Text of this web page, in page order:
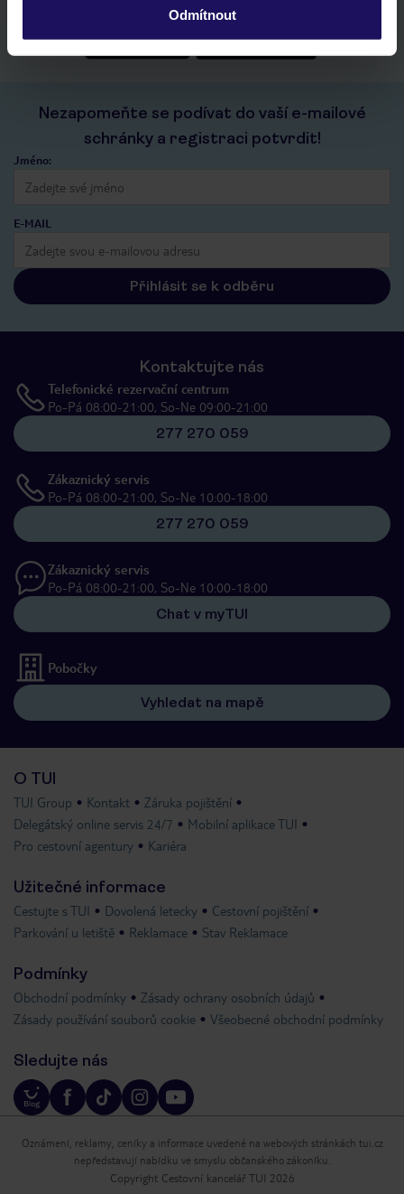
Odmítnout
kontakt s TUI a všechny informace o tvé rezervaci v myTUI
Nezapomeňte se podívat do vaší e-mailové
schránky a registraci potvrdit!
Jméno:
E-MAIL
Přihlásit se k odběru
Kontaktujte nás
Telefonické rezervační centrum
Po-Pá 08:00-21:00, So-Ne 09:00-21:00
277 270 059
Zákaznický servis
Po-Pá 08:00-21:00, So-Ne 10:00-18:00
277 270 059
Zákaznický servis
Po-Pá 08:00-21:00, So-Ne 10:00-18:00
Chat v myTUI
Pobočky
Vyhledat na mapě
O TUI
TUI Group Kontakt
Záruka pojištění
Delegátský online servis 24/7
Mobilní aplikace TUI
Pro cestovní agentury
Kariéra
Užitečné informace
Cestujte s TUI Dovolená letecky
Cestovní pojištění
Parkování u letiště
Reklamace Stav Reklamace
Podmínky
Obchodní podmínky
Zásady ochrany osobních údajů
Zásady používání souborů cookie
Všeobecné obchodní podmínky
Sledujte nás
Oznámení, reklamy, ceníky a informace uvedené na webových stránkách tui.cz
nepředstavují nabídku ve smyslu občanského zákoníku.
Copyright Cestovní kancelář TUI 2026